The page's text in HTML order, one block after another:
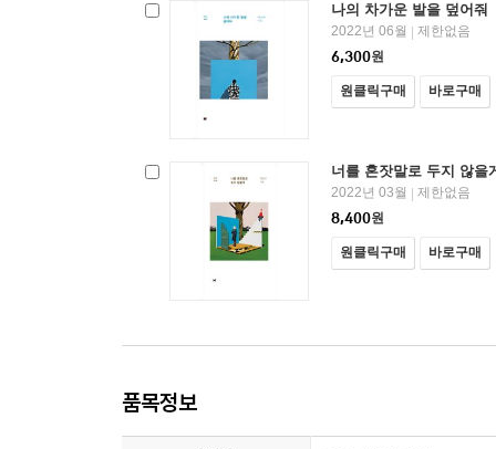
나의 차가운 발을 덮어줘
2022년 06월
제한없음
6,300원
원클릭구매 바로구매
너를 혼잣말로 두지 않을
2022년 03월
제한없음
8,400원
원클릭구매 바로구매
품목정보